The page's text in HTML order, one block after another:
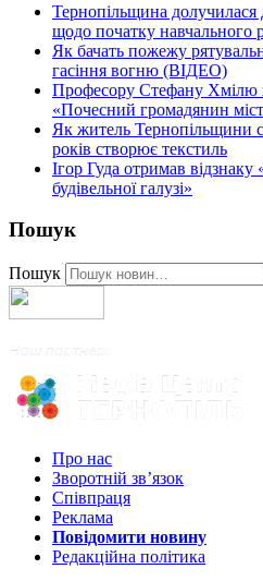
Тернопільщина долучилася
щодо початку навчального
Як бачать пожежу
гасіння вогню (ВІДЕО)
Професору Стефану Хмілю
«Почесний громадянин
Як житель Тернопільщини
років створює текстиль
Ігор Гуда отримав відзнаку
будівельної галузі»
Пошук
Пошук
Про нас
Зворотній зв’язок
Співпраця
Реклама
Повідомити новину
Редакційна політика